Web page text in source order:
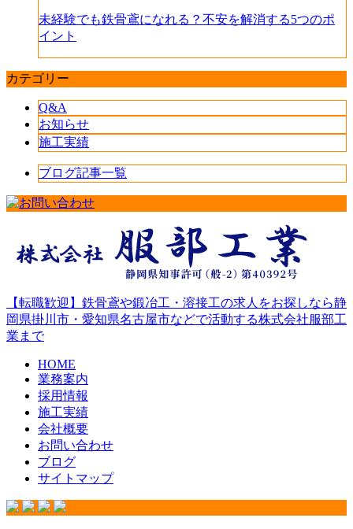
未経験でも鉄骨鳶になれる？不安を解消する5つのポ
イント
カテゴリー
Q&A
お知らせ
施工実績
ブログ記事一覧
【転職歓迎】鉄骨鳶や鍛冶工・溶接工の求人をお探しなら静
岡県掛川市・愛知県名古屋市などで活動する株式会社服部工
業まで
HOME
業務案内
採用情報
施工実績
会社概要
お問い合わせ
ブログ
サイトマップ